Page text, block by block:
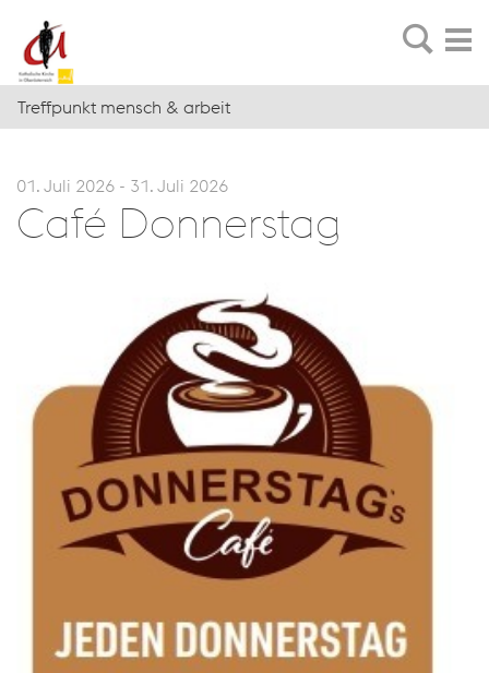
Treffpunkt mensch & arbeit
01. Juli 2026 - 31. Juli 2026
Café Don­ners­tag